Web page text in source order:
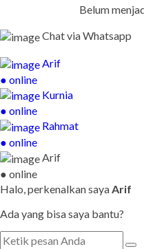
Belum
Chat via Whatsapp
Arif
● online
Kurnia
● online
Rahmat
● online
Arif
● online
Halo, perkenalkan sayaArif
Ada yang bisa saya bantu?